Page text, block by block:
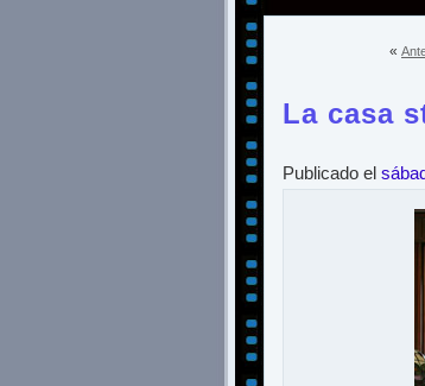
«
La casa
Publicado el